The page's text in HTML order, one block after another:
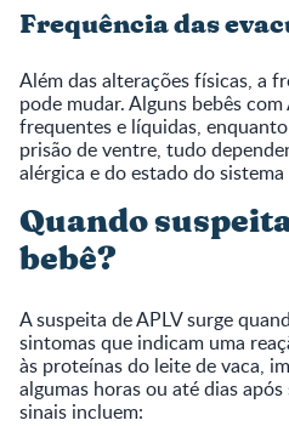
Frequência das
Além das alterações físicas, a
pode mudar. Alguns bebês
frequentes e líquidas,
prisão de ventre, tudo
alérgica e do estado do
Quando
bebê?
A suspeita de APLV surge
sintomas que indicam uma
às proteínas do leite de vaca,
algumas horas ou até dias
sinais incluem: